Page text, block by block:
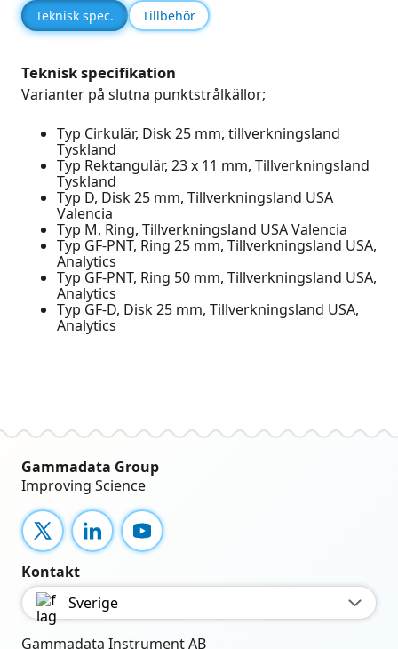
Teknisk spec. Tillbehör
Teknisk specifikation
Varianter på slutna punktstrålkällor;
Typ Cirkulär, Disk 25 mm, tillverkningsland
Tyskland
Typ Rektangulär, 23 x 11 mm, Tillverkningsland
Tyskland
Typ D, Disk 25 mm, Tillverkningsland USA
Valencia
Typ M, Ring, Tillverkningsland USA Valencia
Typ GF-PNT, Ring 25 mm, Tillverkningsland USA,
Analytics
Typ GF-PNT, Ring 50 mm, Tillverkningsland USA,
Analytics
Typ GF-D, Disk 25 mm, Tillverkningsland USA,
Analytics
Gammadata Group
Improving Science
X LinkedInYouTube
Kontakt
Sverige
Gammadata Instrument AB